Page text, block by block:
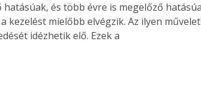
hatásúak, és több évre is megelőző
kezelést mielőbb elvégzik. Az ilyen
idézhetik elő. Ezek a